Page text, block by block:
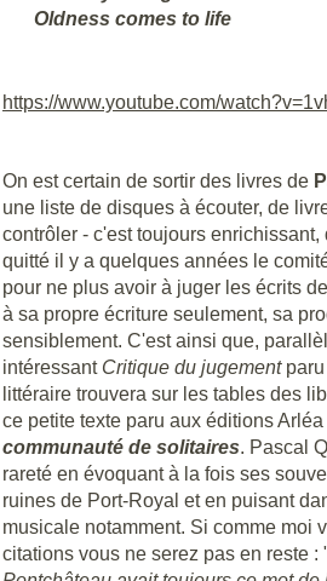
Oldness comes to life
https://www.youtube.com/
On est certain de sortir des livres de
une liste de disques à écouter, de
contrôler - c'est toujours
quitté il y a quelques années le
pour ne plus avoir à juger les écrits
à sa propre écriture seulement, sa
sensiblement. C'est ainsi que,
intéressant Critique du jugementparu
littéraire trouvera sur les tables des
ce petite texte paru aux éditions Arléa
communauté de solitaires. Pascal
rareté en évoquant à la fois ses
ruines de Port-Royal et en puisant
musicale notamment. Si comme moi
citations vous ne serez pas en reste :